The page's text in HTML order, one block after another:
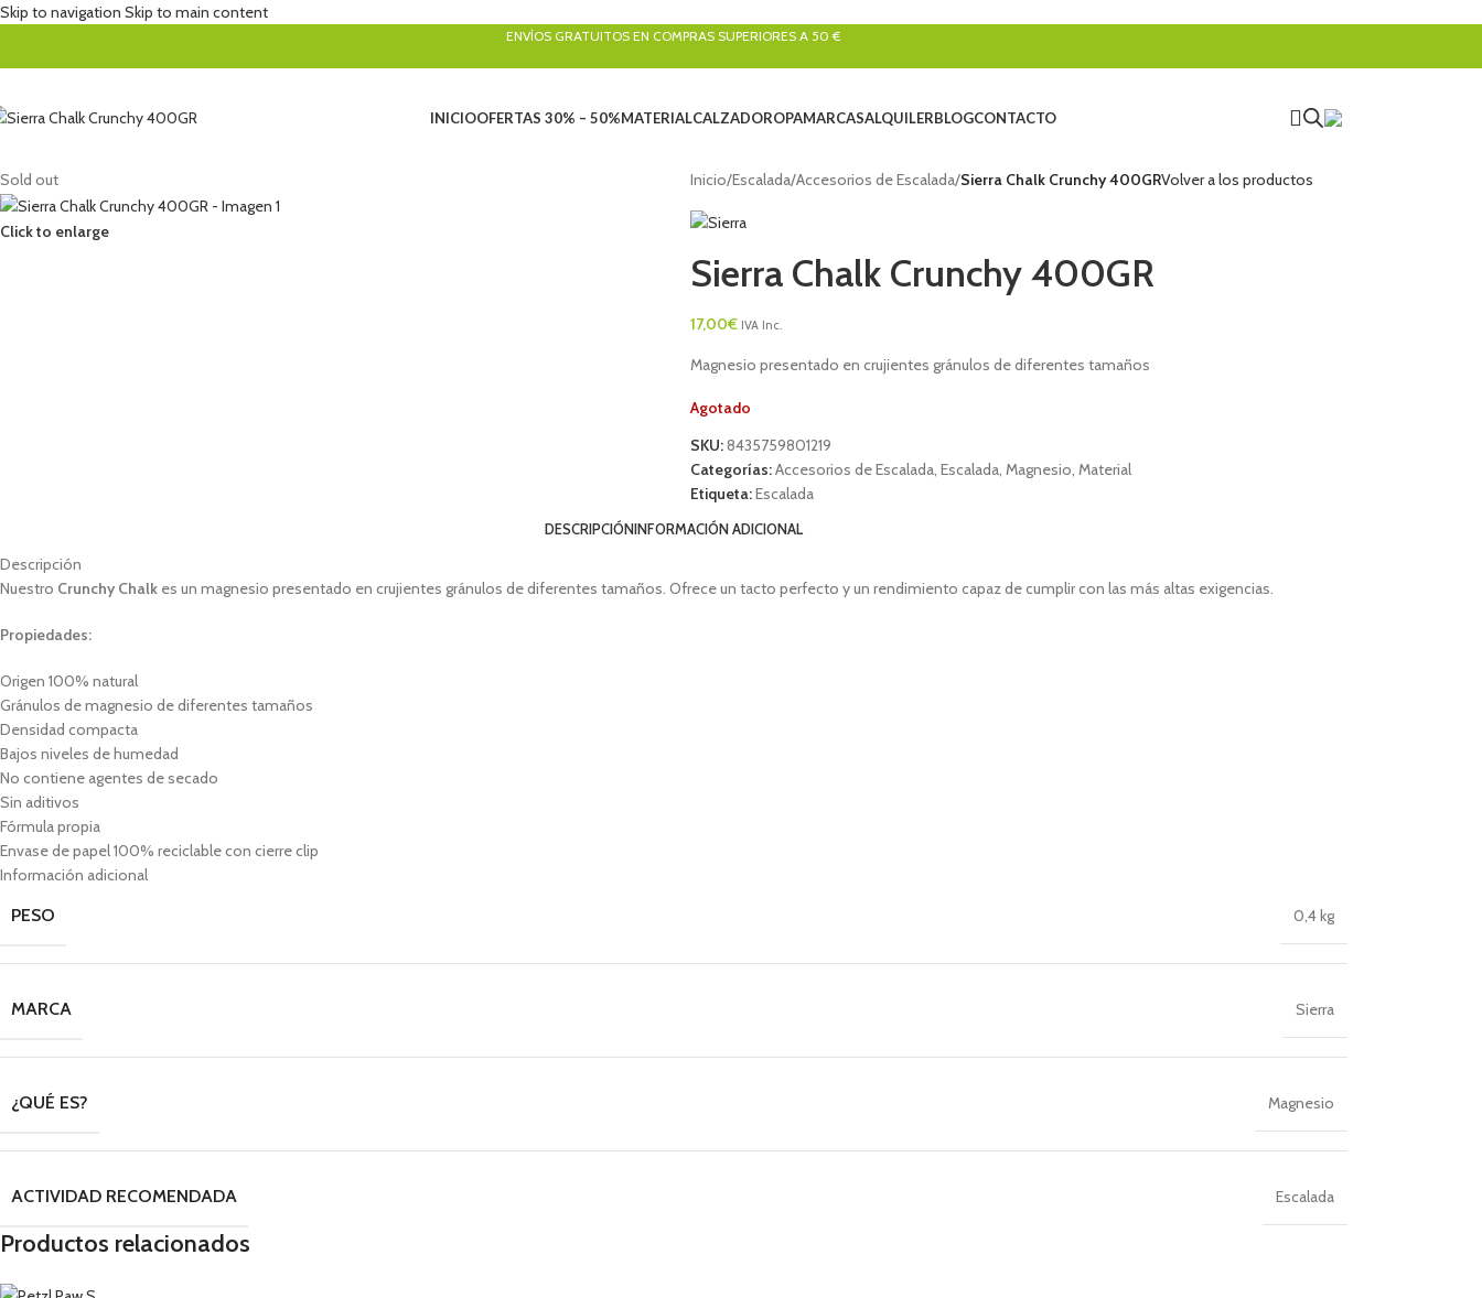
Skip to navigation Skip to main content
ENVÍOS GRATUITOS EN COMPRAS SUPERIORES A 50 €
INICIOOFERTAS 30% – 50%MATERIALCALZADOROPAMARCASALQUILERBLOGCONTACTO
Sold out
Click to enlarge
Inicio/Escalada/Accesorios de Escalada/Sierra Chalk Crunchy 400GRVolver a los productos
Sierra Chalk Crunchy 400GR
17,00€ IVA Inc.
Magnesio presentado en crujientes gránulos de diferentes tamaños
Agotado
SKU:8435759801219
Categorías:Accesorios de Escalada, Escalada, Magnesio Material
Etiqueta:Escalada
DESCRIPCIÓNINFORMACIÓN ADICIONAL
Descripción
Nuestro Crunchy Chalk es un magnesio presentado en crujientes gránulos de diferentes tamaños. Ofrece un tacto perfecto y un rendimiento capaz de cumplir con las más altas exigencias.
Propiedades:
Origen 100% natural
Gránulos de magnesio de diferentes tamaños
Densidad compacta
Bajos niveles de humedad
No contiene agentes de secado
Sin aditivos
Fórmula propia
Envase de papel 100% reciclable con cierre clip
Información adicional
PESO 0,4 kg
MARCA Sierra
¿QUÉ ES? Magnesio
ACTIVIDAD RECOMENDADA Escalada
Productos relacionados